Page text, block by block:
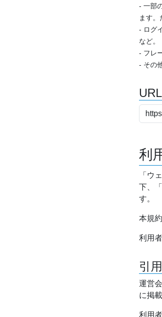
- 一部
ます
- ログ
など。
- フレ
- その
利
「ウ
下、
す。
本規
利用
引
運営
に掲
利用